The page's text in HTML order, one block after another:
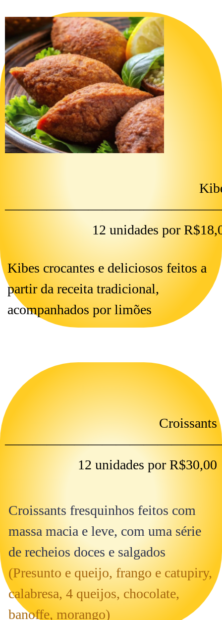
12 unidades por
Kibes crocantes e deliciosos feitos a
partir da receita tradicional,
acompanhados por limões
Croissants
12 unidades por R$30,00
Croissants fresquinhos feitos com
massa macia e leve, com uma série
de recheios doces e salgados
(Presunto e queijo, frango e catupiry,
calabresa, 4 queijos, chocolate,
banoffe, morango)